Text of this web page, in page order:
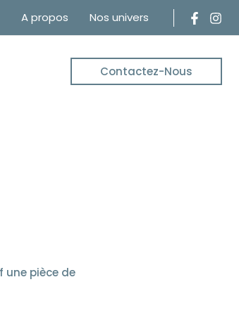
A propos Nos univers
Contactez-Nous
une pièce de